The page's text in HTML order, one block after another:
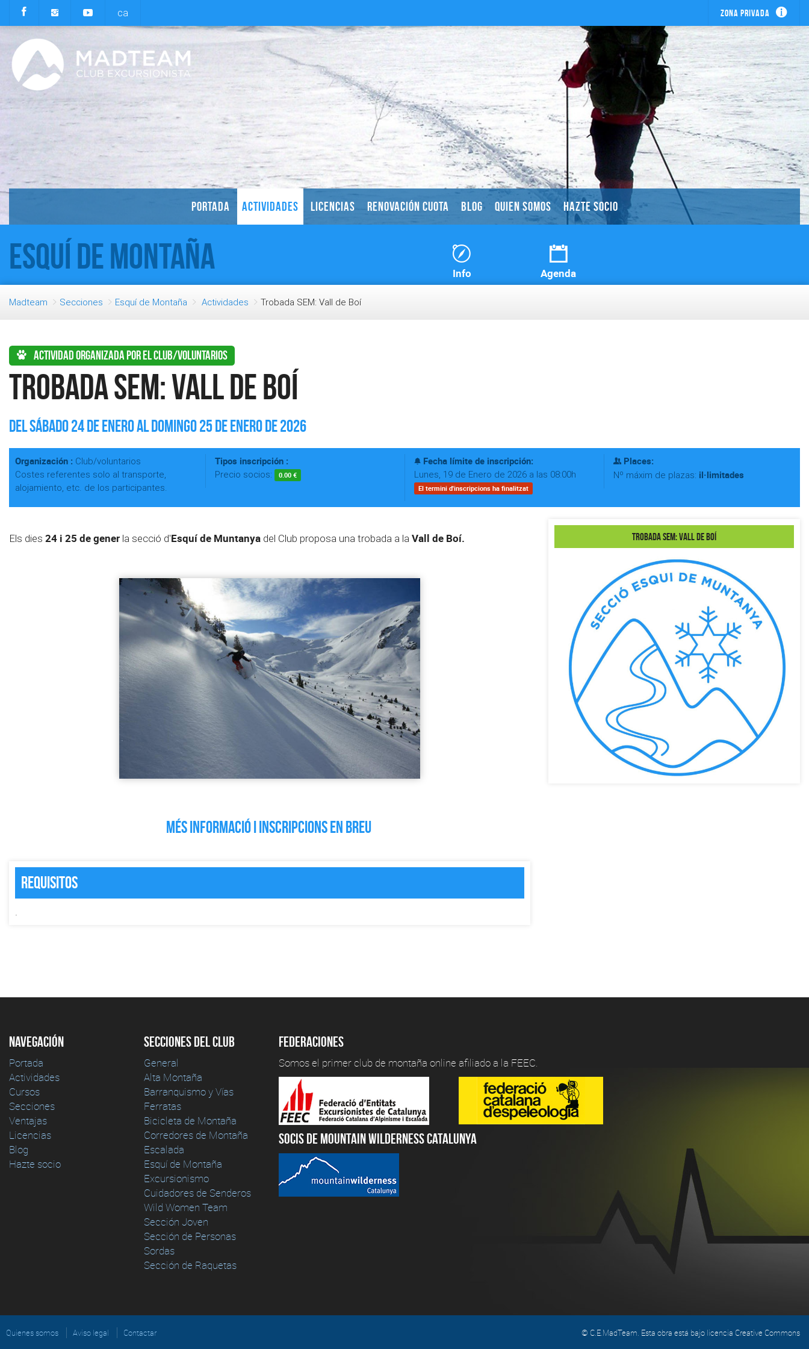
ca Zona privada
PORTADA ACTIVIDADES LICENCIAS RENOVACIÓN CUOTA BLOG QUIEN SOMOS HAZTE SOCIO
Esquí de Montaña Info Agenda
Madteam Secciones Esquí de Montaña Actividades Trobada SEM: Vall de Boí
Actividad organizada por el club/voluntarios
Trobada SEM: Vall de Boí
Del Sábado 24 de Enero al Domingo 25 de Enero de 2026
Organización : Club/voluntarios
Costes referentes solo al transporte,
alojamiento, etc. de los participantes.
Tipos inscripción :
Precio socios: 0.00 €
Fecha límite de inscripción:
Lunes, 19 de Enero de 2026 a las 08:00h
El termini d'inscripcions ha finalitzat
Places:
Nº máxim de plazas: il·limitades
Els dies 24 i 25 de gener la secció d'Esquí de Muntanya del Club proposa una trobada a laVall de Boí.
MÉS INFORMACIÓ I INSCRIPCIONS EN BREU
Requisitos
.
Trobada SEM: Vall de Boí
Navegación
Portada
Actividades
Cursos
Secciones
Ventajas
Licencias
Blog
Hazte socio
Secciones del club
General
Alta Montaña
Barranquismo y Vías
Ferratas
Bicicleta de Montaña
Corredores de Montaña
Escalada
Esquí de Montaña
Excursionismo
Cuidadores de Senderos
Wild Women Team
Sección Joven
Sección de Personas
Sordas
Sección de Raquetas
Federaciones
Somos el primer club de montaña online afiliado a la FEEC.
Socis de Mountain Wilderness Catalunya
Quienes somos Aviso legal Contactar © C.E.MadTeam. Esta obra está bajo licencia Creative Commons